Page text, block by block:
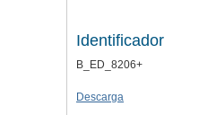
Identificador
B_ED_8206+
Descarga